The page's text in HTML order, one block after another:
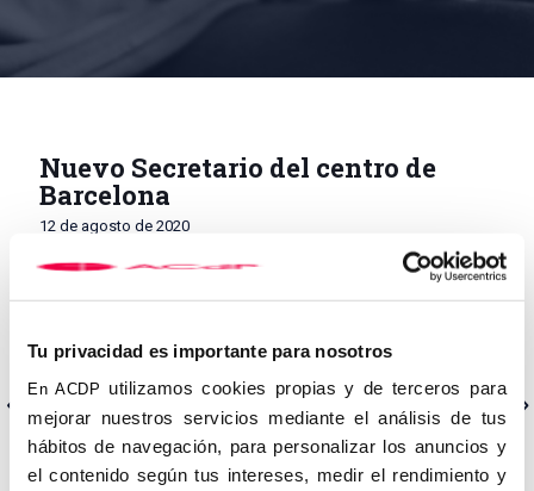
Tu privacidad es importante para nosotros
En ACDP utilizamos cookies propias y de terceros para
mejorar nuestros servicios mediante el análisis de tus
hábitos de navegación, para personalizar los anuncios y
el contenido según tus intereses, medir el rendimiento y
Nuevo Secretario del centro de
Barcelona
12 de agosto de 2020
asamblea local y oído el Consejo Nacional.